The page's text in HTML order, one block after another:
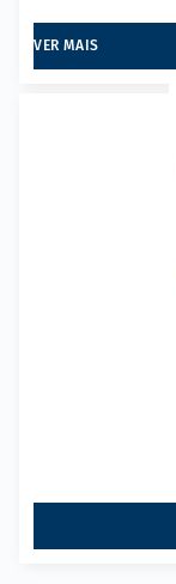
VER MAIS